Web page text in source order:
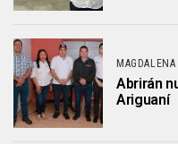
MAGDALENA
Abrirán
Ariguaní